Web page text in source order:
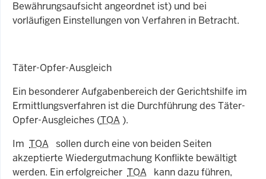
Bewährungsaufsicht angeordnet ist) und bei
vorläufigen Einstellungen von Verfahren in Betracht.
Täter-Opfer-Ausgleich
Ein besonderer Aufgabenbereich der Gerichtshilfe im
Ermittlungsverfahren ist die Durchführung des Täter-
Opfer-Ausgleiches (TOA ).
Im TOA sollen durch eine von beiden Seiten
akzeptierte Wiedergutmachung Konflikte bewältigt
werden. Ein erfolgreicher TOA kann dazu führen,